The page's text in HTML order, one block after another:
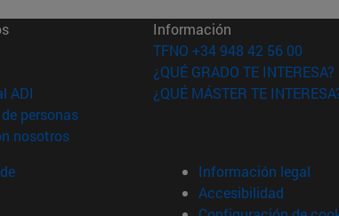
(abre en nueva ventana)
en nueva ventana)
ADI (abre en nueva ventana)
personas(abre en nueva ventana)
nosotros(abre en nueva ventana)
Información
TFNO +34 948 42 56 00
¿QUÉ GRADO TE INTERESA?
¿QUÉ MÁSTER TE
Información legal
Accesibilidad